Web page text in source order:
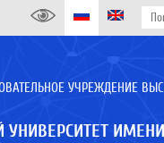
УЧРЕЖДЕНИЕ
УНИВЕРСИТЕТ